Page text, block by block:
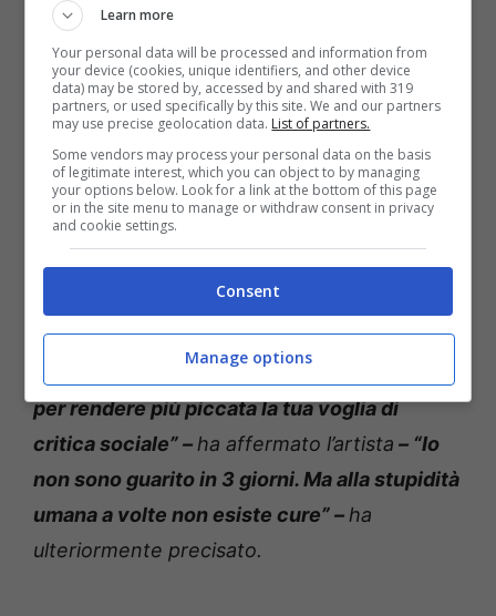
nuovamente all’attivista
AncoraFedez continua il suo duello a
distanza postando altri messaggi in cui
rappresenta all’attivista le problematiche del
post interventoe smentendola sul fatto di
essere stato privilegiato:
“Se solo sapessi le conseguenze di un
intervento che ha delle conseguenze
irreversibili forse non ci scherzeresti sopra
per rendere più piccata la tua voglia di
critica sociale” –ha affermato l’artista – “Io
non sono guarito in 3 giorni. Ma alla stupidità
umana a volte non esiste cure” –ha
ulteriormente precisato.
Learn more
Your personal data will be processed and information from
your device (cookies, unique identifiers, and other device
data) may be stored by, accessed by and shared with 319
partners, or used specifically by this site. We and our partners
may use precise geolocation data. List of partners.
Some vendors may process your personal data on the basis
of legitimate interest, which you can object to by managing
your options below. Look for a link at the bottom of this page
or in the site menu to manage or withdraw consent in privacy
and cookie settings.
Consent
Manage options